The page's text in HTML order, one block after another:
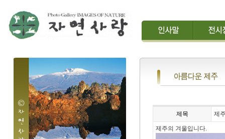
제목 제
제주의 겨울입니다.